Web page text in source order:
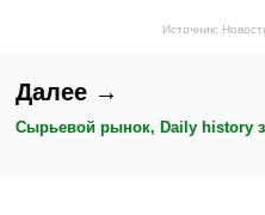
Источник:
Далее →
Сырьевой рынок, Daily history